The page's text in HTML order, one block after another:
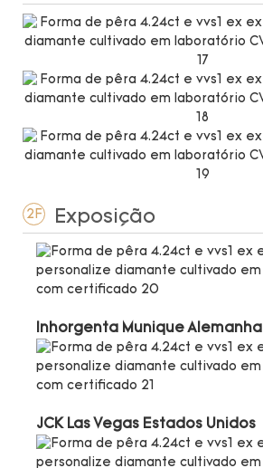
2F Exposição
Inhorgenta Munique Alemanha
JCK Las Vegas Estados Unidos